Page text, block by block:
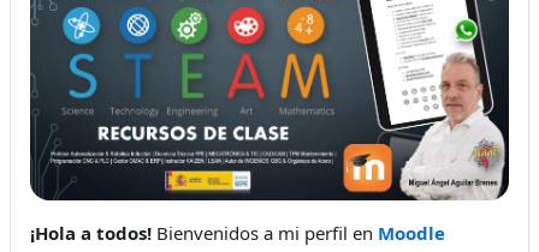
¡Hola a todos! Bienvenidos a mi perfil en Moodle